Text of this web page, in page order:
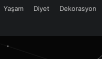
Yaşam Diyet Dekorasyon